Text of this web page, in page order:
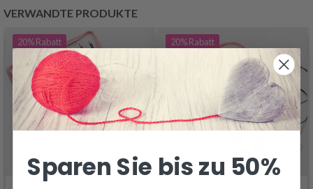
VERWANDTE PRODUKTE
20%Rabatt 20%Rabatt
Sparen Sie bis zu 50%